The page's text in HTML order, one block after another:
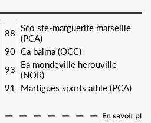
88 Sco ste-marguerite marseille
(PCA)
90 Ca balma (OCC)
93
Ea mondeville herouville
(NOR)
91 Martigues sports athle (PCA)